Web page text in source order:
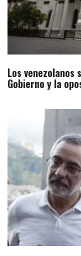
Los
Gobierno y la